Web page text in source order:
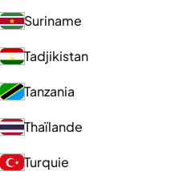
Suriname
Tadjikistan
Tanzania
Thaïlande
Turquie